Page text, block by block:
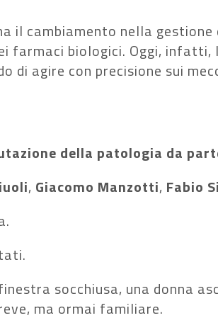
il cambiamento nella
farmaci biologici. Oggi, infatti,
di agire con precisione sui
della patologia da
, Giacomo Manzotti, Fabio
socchiusa, una donna
ma ormai familiare.